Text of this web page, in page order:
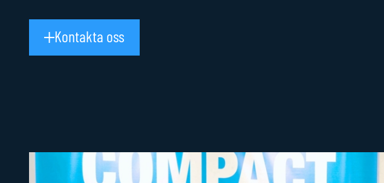
Kontakta oss